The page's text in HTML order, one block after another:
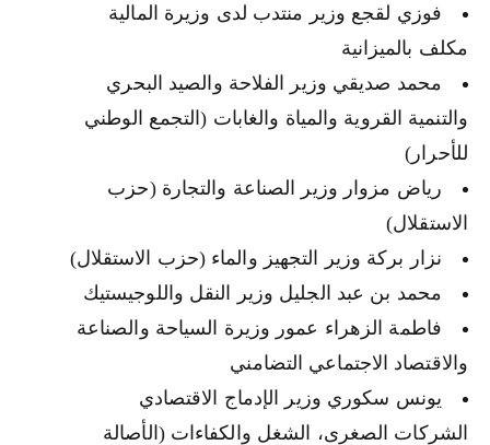
فوزي لقجع وزير منتدب لدى وزيرة المالية
مكلف بالميزانية
محمد صديقي وزير الفلاحة والصيد البحري
والتنمية القروية والمياة والغابات (التجمع الوطني
للأحرار)
رياض مزوار وزير الصناعة والتجارة (حزب
الاستقلال)
نزار بركة وزير التجهيز والماء (حزب الاستقلال)
محمد بن عبد الجليل وزير النقل واللوجيستيك
فاطمة الزهراء عمور وزيرة السياحة والصناعة
والاقتصاد الاجتماعي التضامني
يونس سكوري وزير الإدماج الاقتصادي
الشركات الصغرى، الشغل والكفاءات (الأصالة